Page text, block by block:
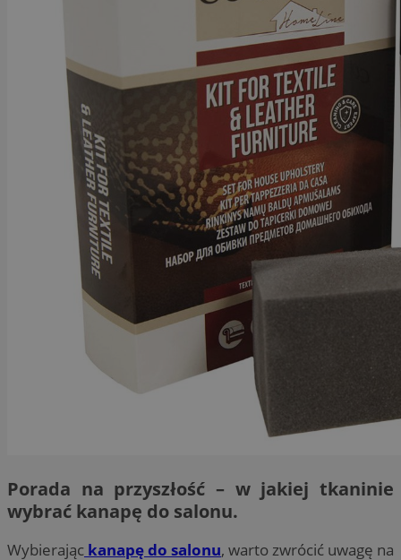
Porada na przyszłość – w jakiej tkaninie
wybrać kanapę do salonu.
Wybierając kanapę do salonu, warto zwrócić uwagę na